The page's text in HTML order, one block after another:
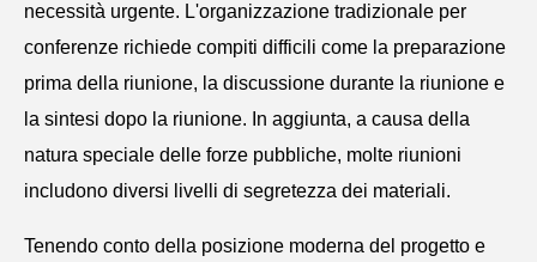
necessità urgente. L'organizzazione tradizionale per
conferenze richiede compiti difficili come la preparazione
prima della riunione, la discussione durante la riunione e
la sintesi dopo la riunione. In aggiunta, a causa della
natura speciale delle forze pubbliche, molte riunioni
includono diversi livelli di segretezza dei materiali.
Tenendo conto della posizione moderna del progetto e